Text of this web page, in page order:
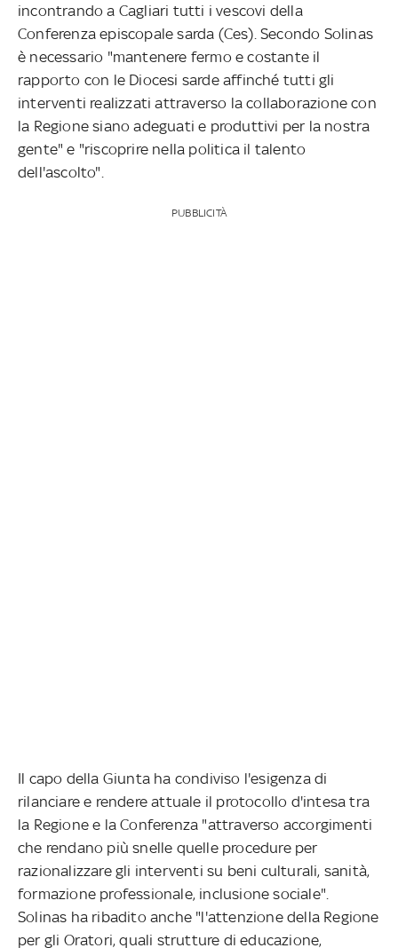
incontrando a Cagliari tutti i vescovi della
Conferenza episcopale sarda (Ces). Secondo Solinas
è necessario "mantenere fermo e costante il
rapporto con le Diocesi sarde affinché tutti gli
interventi realizzati attraverso la collaborazione con
la Regione siano adeguati e produttivi per la nostra
gente" e "riscoprire nella politica il talento
dell'ascolto".
PUBBLICITÀ
Il capo della Giunta ha condiviso l'esigenza di
rilanciare e rendere attuale il protocollo d'intesa tra
la Regione e la Conferenza "attraverso accorgimenti
che rendano più snelle quelle procedure per
razionalizzare gli interventi su beni culturali, sanità,
formazione professionale, inclusione sociale".
Solinas ha ribadito anche "l'attenzione della Regione
per gli Oratori, quali strutture di educazione,